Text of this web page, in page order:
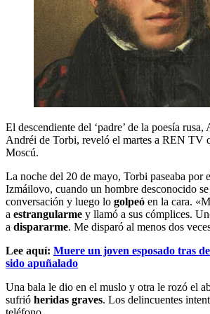
El descendiente del ‘padre’ de la poesía
Andréi de Torbi, reveló el martes a REN TV
Moscú.
La noche del 20 de mayo, Torbi paseaba por
Izmáilovo, cuando un hombre desconocido
conversación y luego lo golpeó en la cara.
a estrangularme y llamó a sus cómplices.
a dispararme. Me disparó al menos dos
Lee aquí: Muere un joven esposado tras
sido apuñalado
Una bala le dio en el muslo y otra le rozó el
sufrió heridas graves. Los delincuentes